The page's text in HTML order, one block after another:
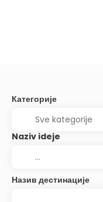
Категорије
Naziv ideje
Назив дестинације